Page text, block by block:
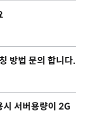
방법 문의 합니다.
서버용량이 2G